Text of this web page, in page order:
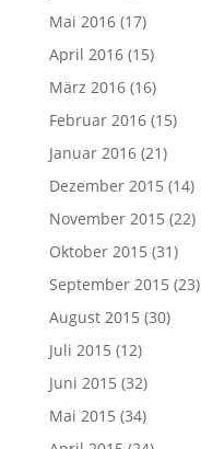
Mai 2016(17)
April 2016(15)
März 2016(16)
Februar 2016(15)
Januar 2016(21)
Dezember 2015 (14)
November 2015 (22)
Oktober 2015 (31)
September 2015 (23)
August 2015 (30)
Juli 2015 (12)
Juni 2015 (32)
Mai 2015 (34)